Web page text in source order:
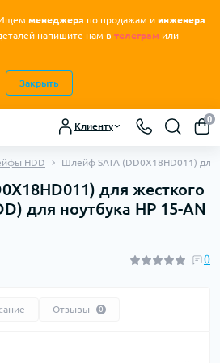
Ищем менеджера по продажам и инженера
напишите нам в телеграм или
Закрыть
Клиенту
0
HDD Шлейф SATA (DD0X18HD011) для
для жесткого
для ноутбука HP 15-AN
0
Отзывы 0